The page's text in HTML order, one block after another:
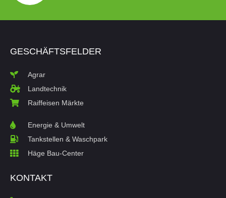
GESCHÄFTSFELDER
Agrar
Landtechnik
Raiffeisen Märkte
Energie & Umwelt
Tankstellen & Waschpark
Häge Bau-Center
KONTAKT